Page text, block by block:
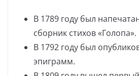
В 1789 году был
сборник стихов «Голопа».
В 1792 году был
эпиграмм.